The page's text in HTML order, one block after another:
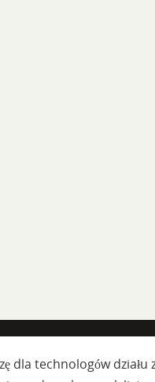
dla technologów